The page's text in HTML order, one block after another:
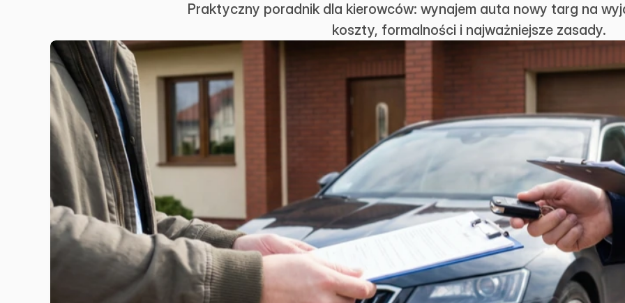
Praktyczny poradnik dla kierowców: wynajem auta nowy targ na
koszty, formalności i najważniejsze zasady.